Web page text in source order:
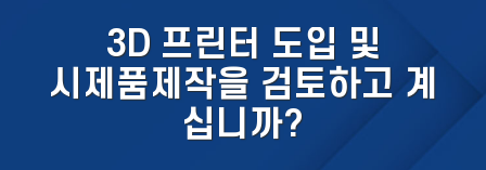
3D 프린터 도입 및
시제품제작을 검토하고 계
십니까?